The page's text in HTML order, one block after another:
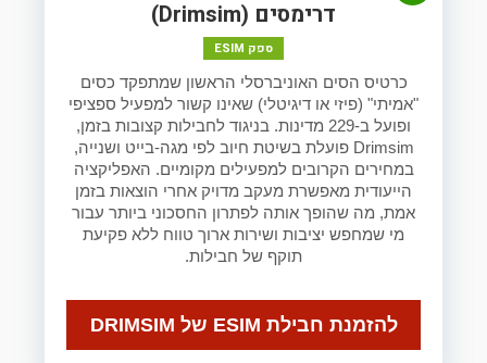
דרימסים (Drimsim)
ספק ESIM
כרטיס הסים האוניברסלי הראשון שמתפקד כסים
"אמיתי" (פיזי או דיגיטלי) שאינו קשור למפעיל ספציפי
ופועל ב-229 מדינות. בניגוד לחבילות קצובות בזמן,
Drimsim פועלת בשיטת חיוב לפי מגה-בייט ושנייה,
במחירים הקרובים למפעילים מקומיים. האפליקציה
הייעודית מאפשרת מעקב מדויק אחרי הוצאות בזמן
אמת, מה שהופך אותה לפתרון החסכוני ביותר עבור
מי שמחפש יציבות ושירות ארוך טווח ללא פקיעת
תוקף של חבילות.
להזמנת חבילת ESIM של DRIMSIM